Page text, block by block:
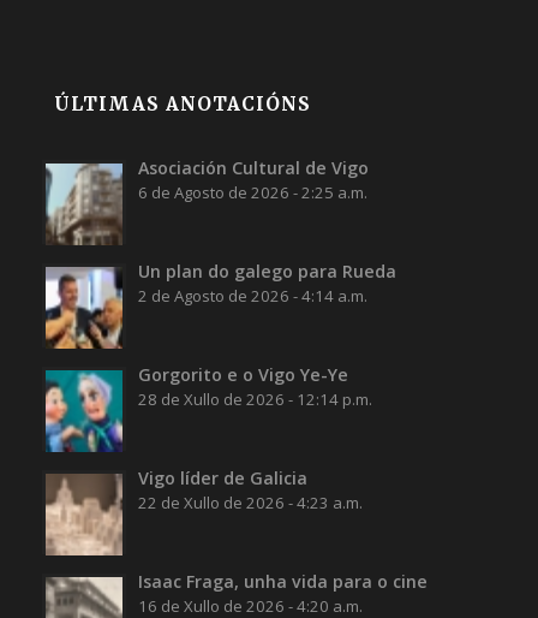
ÚLTIMAS ANOTACIÓNS
Asociación Cultural de Vigo
6 de Agosto de 2026 - 2:25 a.m.
Un plan do galego para Rueda
2 de Agosto de 2026 - 4:14 a.m.
Gorgorito e o Vigo Ye-Ye
28 de Xullo de 2026 - 12:14 p.m.
Vigo líder de Galicia
22 de Xullo de 2026 - 4:23 a.m.
Isaac Fraga, unha vida para o cine
16 de Xullo de 2026 - 4:20 a.m.